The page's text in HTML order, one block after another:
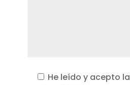
He leído y acepto la